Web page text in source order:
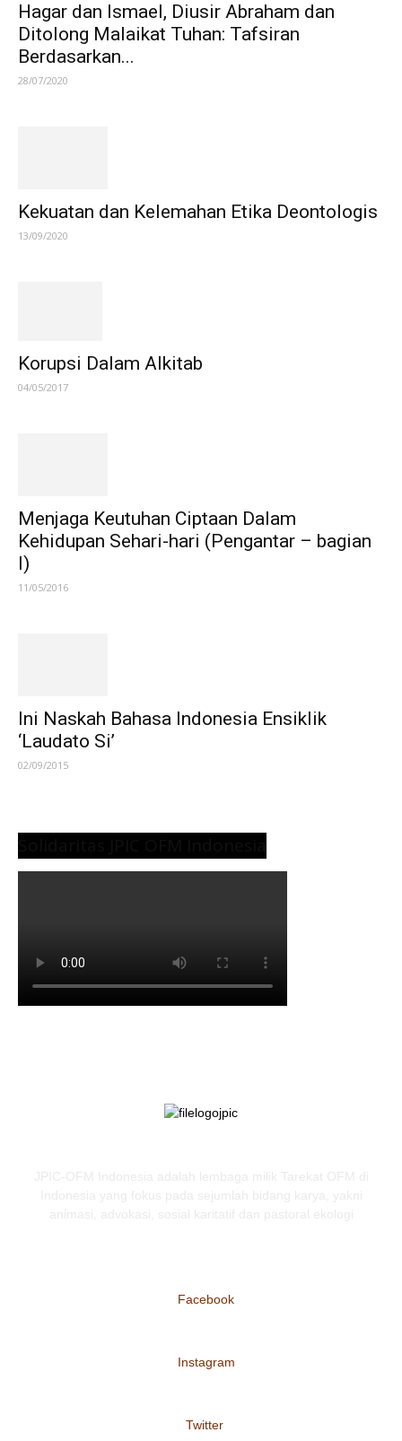
Hagar dan Ismael, Diusir Abraham dan
Ditolong Malaikat Tuhan: Tafsiran
Berdasarkan...
28/07/2020
Kekuatan dan Kelemahan Etika Deontologis
13/09/2020
Korupsi Dalam Alkitab
04/05/2017
Menjaga Keutuhan Ciptaan Dalam
Kehidupan Sehari-hari (Pengantar – bagian
I)
11/05/2016
Ini Naskah Bahasa Indonesia Ensiklik
‘Laudato Si’
02/09/2015
Facebook
Instagram
Twitter